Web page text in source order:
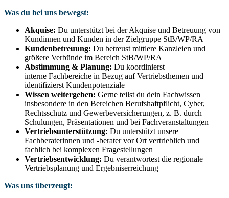
Was du bei uns bewegst:
Akquise: Du unterstützt bei der Akquise und Betreuung von
Kundinnen und Kunden in der Zielgruppe StB/WP/RA
Kundenbetreuung: Du betreust mittlere Kanzleien und
größere Verbünde im Bereich StB/WP/RA
Abstimmung & Planung: Du koordinierst
interne Fachbereiche in Bezug auf Vertriebsthemen und
identifizierst Kundenpotenziale
Wissen weitergeben: Gerne teilst du dein Fachwissen
insbesondere in den Bereichen Berufshaftpflicht, Cyber,
Rechtsschutz und Gewerbeversicherungen, z. B. durch
Schulungen, Präsentationen und bei Fachveranstaltungen
Vertriebsunterstützung: Du unterstützt unsere
Fachberaterinnen und -berater vor Ort vertrieblich und
fachlich bei komplexen Fragestellungen
Vertriebsentwicklung: Du verantwortest die regionale
Vertriebsplanung und Ergebniserreichung
Was uns überzeugt: